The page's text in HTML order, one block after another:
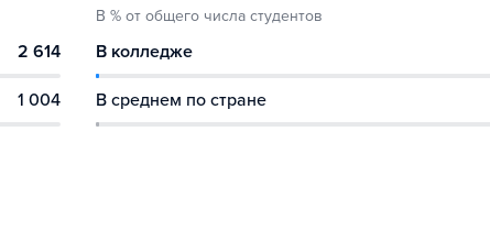
2 614
1 004
В % от общего числа студентов
В колледже
В среднем по стране